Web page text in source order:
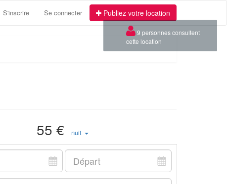
S'inscrire Se connecter Publiez votre location
55 € nuit
×
9 personnes consultent
cette location